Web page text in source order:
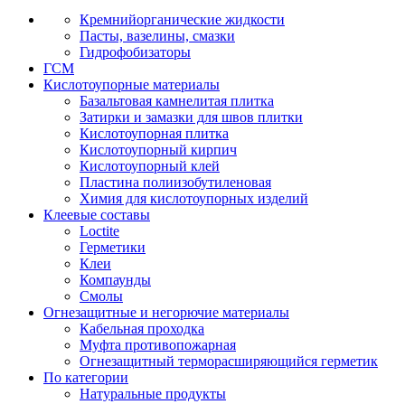
Кремнийорганические жидкости
Пасты, вазелины, смазки
Гидрофобизаторы
ГСМ
Кислотоупорные материалы
Базальтовая камнелитая плитка
Затирки и замазки для швов плитки
Кислотоупорная плитка
Кислотоупорный кирпич
Кислотоупорный клей
Пластина полиизобутиленовая
Химия для кислотоупорных изделий
Клеевые составы
Loctite
Герметики
Клеи
Компаунды
Смолы
Огнезащитные и негорючие материалы
Кабельная проходка
Муфта противопожарная
Огнезащитный терморасширяющийся герметик
По категории
Натуральные продукты